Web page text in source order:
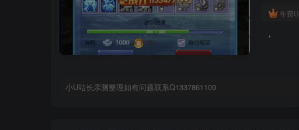
年费
小U站长亲测整理如有问题联系Q1337861109